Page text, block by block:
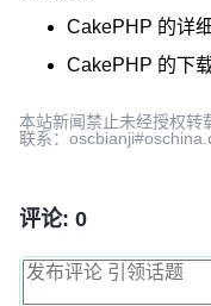
CakePHP 的详
CakePHP 的下
本站新闻禁止未经授权转
联系：
评论: 0